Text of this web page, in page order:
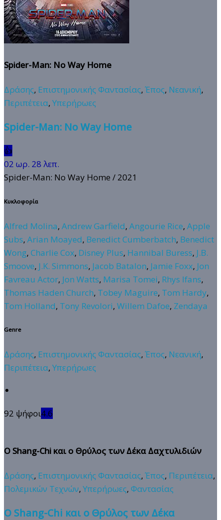
Spider-Man: No Way Home
Δράσης, Επιστημονικής Φαντασίας, Έπος, Νεανική,
Περιπέτεια, Υπερήρωες
Spider-Man: No Way Home
👍
02 ωρ. 28 λεπ.
Spider-Man: No Way Home / 2021
Κυκλοφορία
Alfred Molina, Andrew Garfield, Angourie Rice, Apple
Subs, Arian Moayed, Benedict Cumberbatch, Benedict
Wong, Charlie Cox, Disney Plus, Hannibal Buress, J.B.
Smoove, J.K. Simmons, Jacob Batalon, Jamie Foxx, Jon
Favreau Actor, Jon Watts, Marisa Tomei, Rhys Ifans,
Thomas Haden Church, Tobey Maguire, Tom Hardy,
Tom Holland, Tony Revolori, Willem Dafoe, Zendaya
Genre
Δράσης, Επιστημονικής Φαντασίας, Έπος, Νεανική,
Περιπέτεια, Υπερήρωες
92 ψήφοι4.6
Ο Shang-Chi και ο Θρύλος των Δέκα Δαχτυλιδιών
Δράσης, Επιστημονικής Φαντασίας, Έπος, Περιπέτεια,
Πολεμικών Τεχνών, Υπερήρωες, Φαντασίας
Ο Shang-Chi και ο Θρύλος των Δέκα